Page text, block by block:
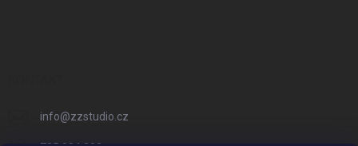
info@zzstudio.cz